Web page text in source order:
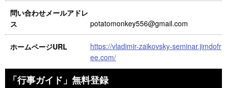
問い合わせメールアドレ
ス
potatomonkey556@gmail.com
ホームページURL
https://vladimir-zaikovsky-seminar.jimdofr
ee.com/
「行事ガイド」無料登録